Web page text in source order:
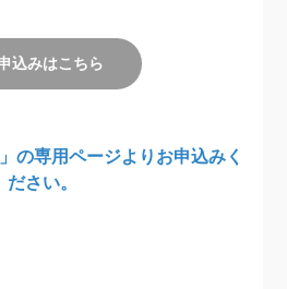
込みはこちら
の専用ページよりお申込みく
ださい。